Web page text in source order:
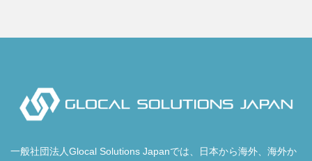
一般社団法人Glocal Solutions Japanでは、日本から海外、海外か